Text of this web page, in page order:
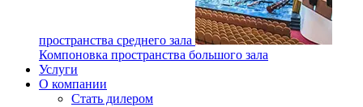
пространства среднего зала
Компоновка пространства большого зала
Услуги
О компании
Стать дилером